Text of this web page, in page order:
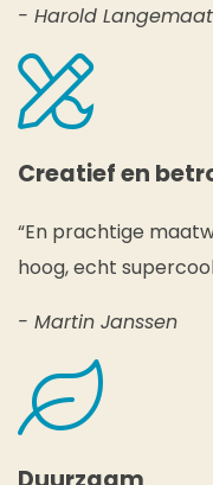
- Harold Langemaat
Creatief en
“En prachtige
hoog, echt
- Martin Janssen